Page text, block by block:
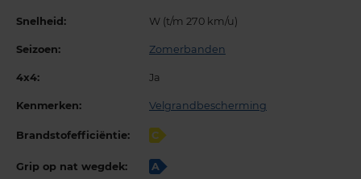
Snelheid: W (t/m 270 km/u)
Seizoen: Zomerbanden
4x4: Ja
Kenmerken: Velgrandbescherming
Brandstofefficiëntie: C
Grip op nat wegdek: A